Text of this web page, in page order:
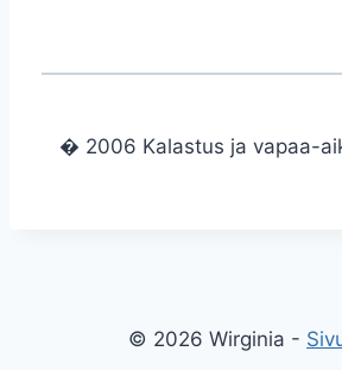
� 2006 Kalastus ja vapaa-
© 2026 Wirginia -